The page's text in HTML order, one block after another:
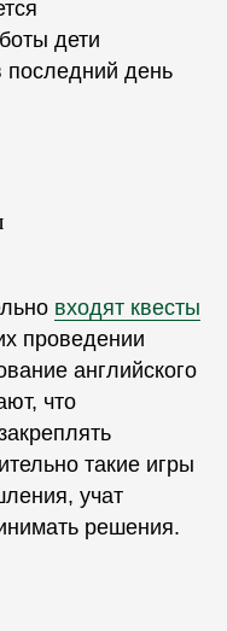
дети
последний день
входят квесты
проведении
английского
что
такие игры
учат
решения.